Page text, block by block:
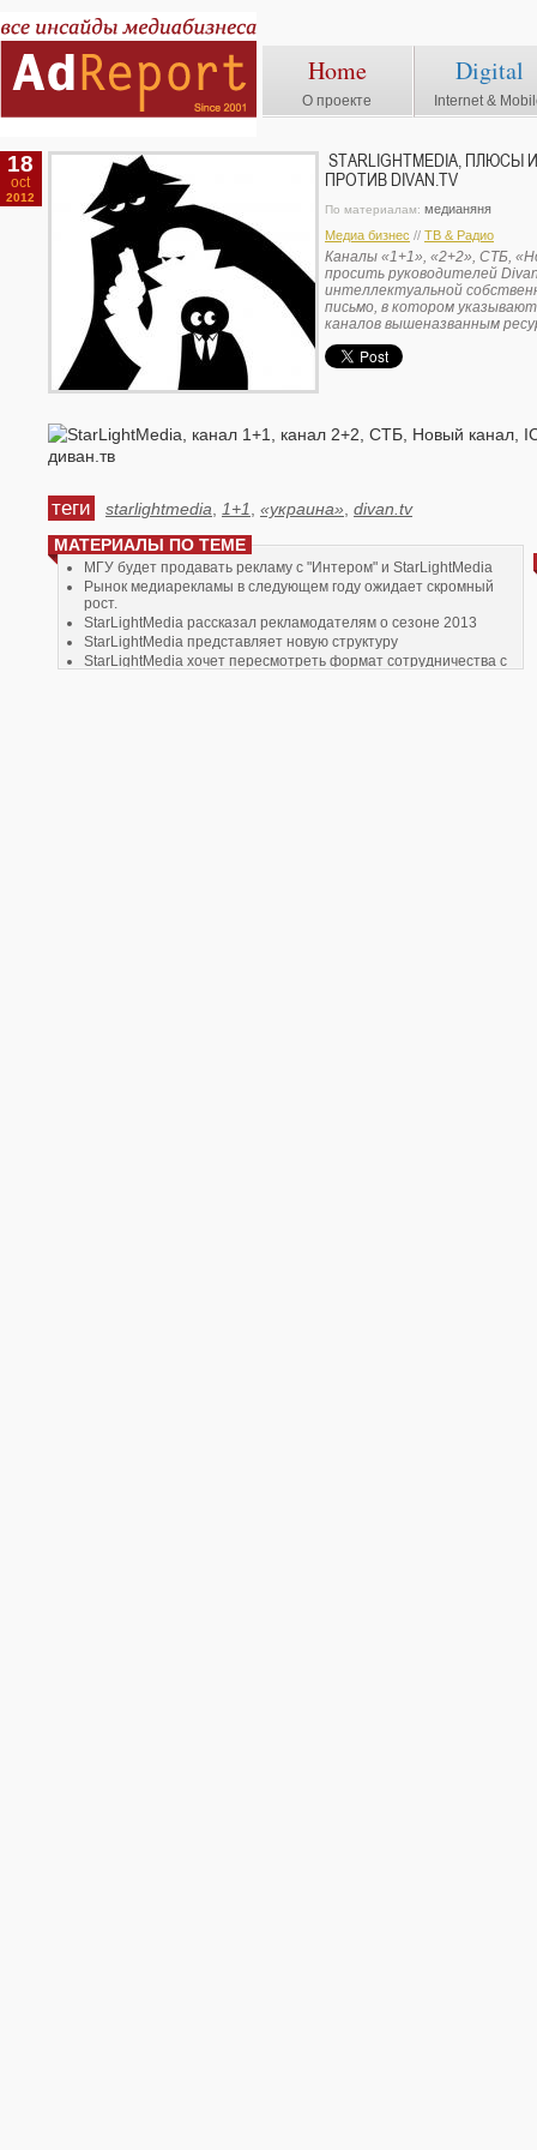
Home
О проекте
Digital
Internet &
18
oct
2012
STARLIGHTMEDIA,
ПРОТИВ DIVAN.TV
По материалам: медианяня
Медиа бизнес // ТВ & Радио
Каналы «1+1», «2+2», СТБ,
просить руководителей
интеллектуальной
письмо, в котором
каналов вышеназванным
теги starlightmedia 1+1 «украина» divan.tv
МАТЕРИАЛЫ ПО ТЕМЕ
МГУ будет продавать рекламу с "Интером" и StarLightMedia
Рынок медиарекламы в следующем году ожидает скромный
рост.
StarLightMedia рассказал рекламодателям о сезоне 2013
StarLightMedia представляет новую структуру
StarLightMedia хочет пересмотреть формат сотрудничества с